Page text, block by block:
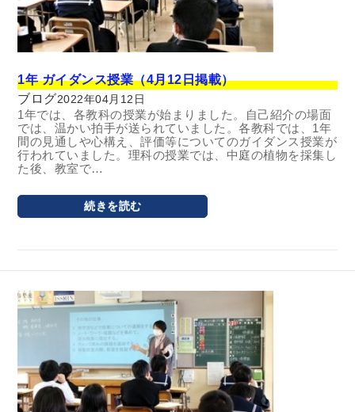
1年 ガイダンス授業（4月12日掲載）
ブログ2022年04月12日
1年では、各教科の授業が始まりました。自己紹介の場面
では、温かい拍手が送られていました。各教科では、1年
間の見通しや心構え、評価等についてのガイダンス授業が
行われていました。理科の授業では、中庭の植物を採集し
た後、教室で…
続きを読む